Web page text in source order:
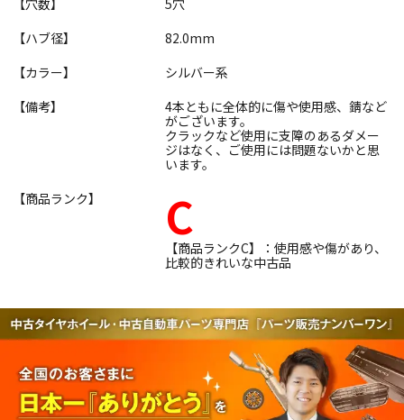
【ハブ径】
82.0mm
【カラー】
シルバー系
【備考】
4本ともに全体的に傷や使用感、錆など
がございます。
クラックなど使用に支障のあるダメー
ジはなく、ご使用には問題ないかと思
います。
【商品ランク】
C
【商品ランクC】：使用感や傷があり、
比較的きれいな中古品